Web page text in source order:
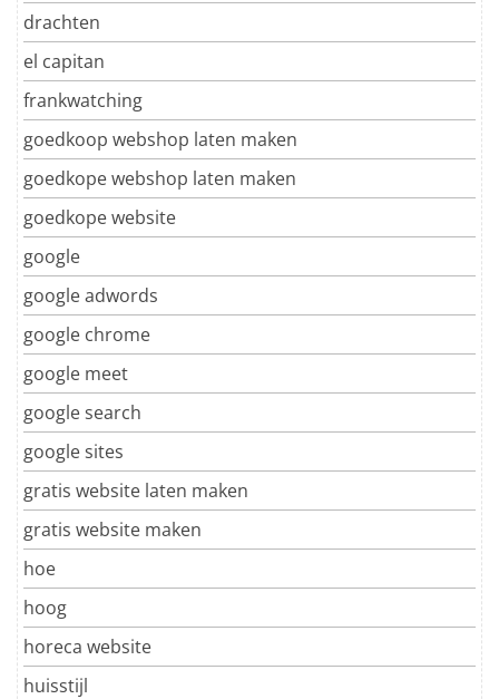
drachten
el capitan
frankwatching
goedkoop webshop laten maken
goedkope webshop laten maken
goedkope website
google
google adwords
google chrome
google meet
google search
google sites
gratis website laten maken
gratis website maken
hoe
hoog
horeca website
huisstijl